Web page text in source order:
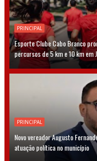
PRINCIPAL
Esporte Clube Cabo Branco
percursos de 5 km e 10 km em
PRINCIPAL
Novo vereador Augusto
atuação política no município